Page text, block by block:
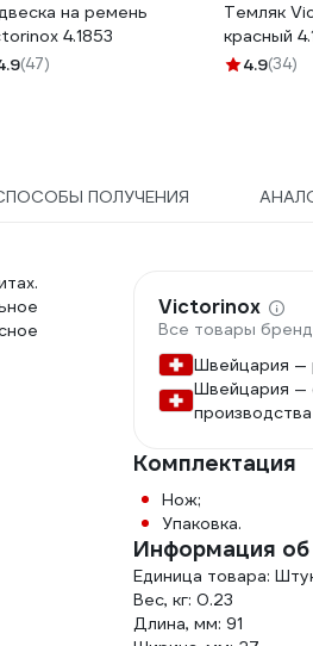
на ремень
4.1853
(47)
Темляк
красный
4.9(34)
ПОЛУЧЕНИЯ
Victorinox
Все товары
Швейцария —
Швейцария —
производства
Комплектация
Нож;
Упаковка.
Информация об
Единица товара:
Вес, кг: 0.23
Длина, мм: 91